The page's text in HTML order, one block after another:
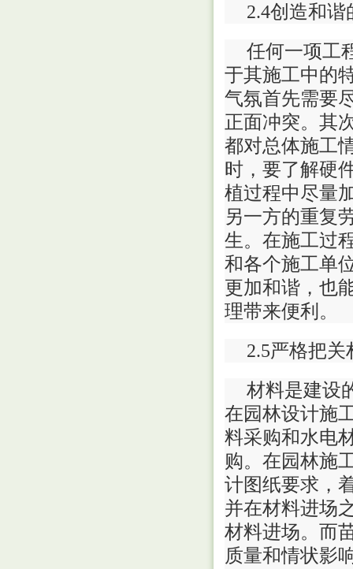
2.4创造和
任何一项工
于其施工中的
气氛首先需要
正面冲突。其
都对总体施工
时，要了解硬
植过程中尽量
另一方的重复
生。在施工过
和各个施工单
更加和谐，也
理带来便利。
2.5严格把关
材料是建设
在园林设计施
料采购和水电
购。在园林施
计图纸要求，
并在材料进场
材料进场。而
质量和情状影